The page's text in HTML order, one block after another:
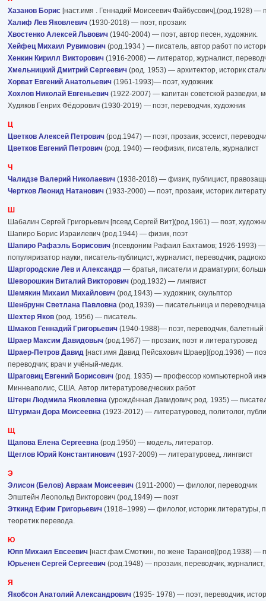
Хазанов Борис [наст.имя . Геннадий Моисеевич Файбусович],(род.1928) —
Халиф Лев Яковлевич (1930-2018) — поэт, прозаик
Хвостенко Алексей Львович (1940-2004) — поэт, автор песен, художник.
Хейфец Михаил Рувимович (род.1934 ) — писатель, автор работ по
Хенкин Кирилл Викторович (1916-2008) — литератор, журналист,
Хмельницкий Дмитрий Сергеевич (род. 1953) — архитектор, историк
Хорват Евгений Анатольевич (1961-1993)— поэт, художник
Хохлов Николай Евгеньевич (1922-2007) — капитан советской разведки,
Худяков Генрих Фёдорович (1930-2019) — поэт, переводчик, художник
Ц
Цветков Алексей Петрович (род.1947) — поэт, прозаик, эссеист,
Цветков Евгений Петрович (род. 1940) — геофизик, писатель, журналист
Ч
Чалидзе Валерий Николаевич (1938-2018) — физик, публицист,
Чертков Леонид Натанович (1933-2000) — поэт, прозаик, историк
Ш
Шабалин Сергей Григорьевич [псевд.Сергей Вит](род.1961) — поэт,
Шапиро Борис Израилевич (род.1944) — физик, поэт
Шапиро Рафаэль Борисович (псевдоним Рафаил Бахтамов; 1926-1993) —
популяризатор науки, писатель-публицист, журналист, переводчик,
Шаргородские Лев и Александр — братья, писатели и драматурги;
Шеворошкин Виталий Викторович (род.1932) — лингвист
Шемякин Михаил Михайлович (род.1943) — художник, скульптор
Шенбрунн Светлана Павловна (род.1939) — писательница и переводчица
Шехтер Яков (род. 1956) — писатель.
Шмаков Геннадий Григорьевич (1940-1988)— поэт, переводчик, балетный
Шраер Максим Давидовыч (род.1967) — прозаик, поэт и литературовед
Шраер-Петров Давид [наст.имя Давид Пейсахович Шраер](род.1936) —
переводчик; врач и учёный-медик.
Шраговиц Евгений Борисович (род. 1935) — профессор компьютерной
Миннеаполис, США. Автор литературоведческих работ
Штерн Людмила Яковлевна (урождённая Давидович; род. 1935) —
Штурман Дора Моисеевна (1923-2012) — литературовед, политолог,
Щ
Щапова Елена Сергеевна (род.1950) — модель, литератор.
Щеглов Юрий Константинович (1937-2009) — литературовед, лингвист
Э
Элисон (Белов) Авраам Моисеевич (1911-2000) — филолог, переводчик
Эпштейн Леопольд Викторович (род.1949) — поэт
Эткинд Ефим Григорьевич (1918–1999) — филолог, историк литературы,
теоретик перевода.
Ю
Юпп Михаил Евсеевич [наст.фам.Смоткин, по жене Таранов](род.1938) —
Юрьенен Сергей Сергеевич (род.1948) — прозаик, переводчик,
Я
Якобсон Анатолий Александрович (1935- 1978) — поэт, переводчик,